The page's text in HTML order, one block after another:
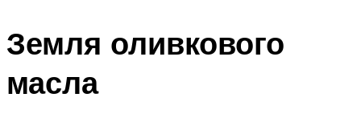
Земля оливкового
масла